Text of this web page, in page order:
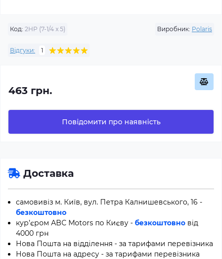
Код: 2HP (7-1/4 x 5) Виробник: Polaris
Відгуки: 1
463 грн.
Повідомити про наявність
Доставка
самовивіз м. Київ, вул. Петра Калнишевського, 16 -
безкоштовно
кур’єром ABC Motors по Києву - безкоштовно від
4000 грн
Нова Пошта на відділення - за тарифами перевізника
Нова Пошта на адресу - за тарифами перевізника